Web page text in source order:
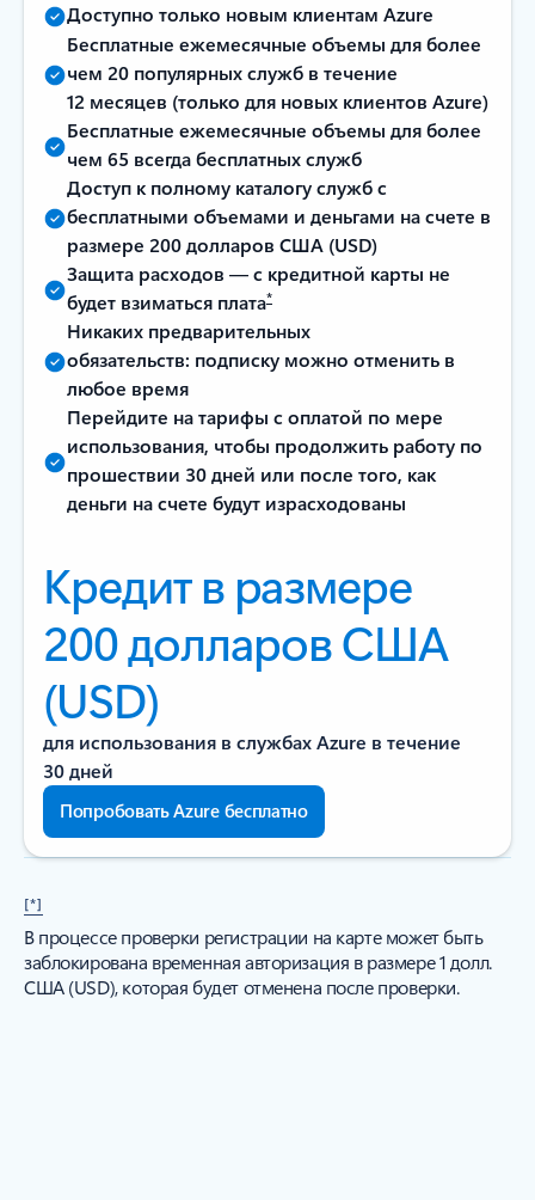
Доступно только новым клиентам Azure
Бесплатные ежемесячные объемы для более
чем 20 популярных служб в течение
12 месяцев (только для новых клиентов Azure)
Бесплатные ежемесячные объемы для более
чем 65 всегда бесплатных служб
Доступ к полному каталогу служб с
бесплатными объемами и деньгами на счете в
размере 200 долларов США (USD)
Защита расходов — с кредитной карты не
будет взиматься плата*
Никаких предварительных
обязательств: подписку можно отменить в
любое время
Перейдите на тарифы с оплатой по мере
использования, чтобы продолжить работу по
прошествии 30 дней или после того, как
деньги на счете будут израсходованы
Кредит в размере
200 долларов США
(USD)
для использования в службах Azure в течение
30 дней
Попробовать Azure бесплатно
[*]
В процессе проверки регистрации на карте может быть
заблокирована временная авторизация в размере 1 долл.
США (USD), которая будет отменена после проверки.